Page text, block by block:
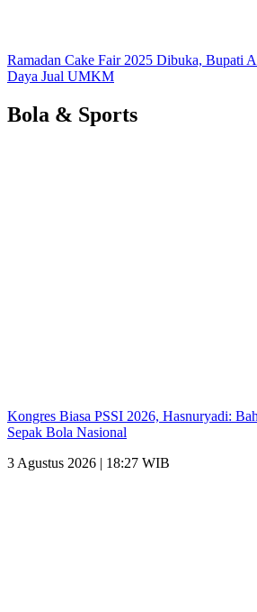
Ramadan Cake Fair 2025 Dibuka, Bupati
Daya Jual UMKM
Bola & Sports
Kongres Biasa PSSI 2026, Hasnuryadi:
Sepak Bola Nasional
3 Agustus 2026 | 18:27 WIB